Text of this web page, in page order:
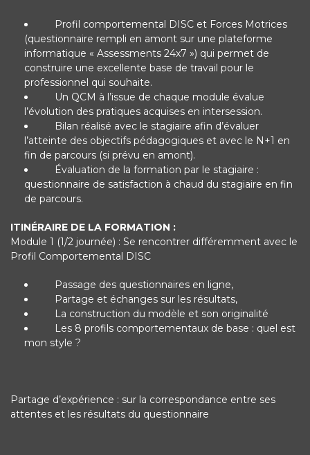
Profil comportemental DISC et Forces Motrices
(questionnaire rempli en amont sur une plateforme
informatique « Assessments 24x7 ») qui permet de
construire une excellente base de travail pour le
professionnel qui souhaite.
Un QCM à l’issue de chaque module évalue
l’évolution des pratiques acquises en intersession.
Bilan réalisé avec le stagiaire afin d’évaluer
l’atteinte des objectifs pédagogiques et avec le N+1 en
fin de parcours (si prévu en amont).
Évaluation de la formation par le stagiaire :
questionnaire de satisfaction à chaud du stagiaire en fin
de parcours.
ITINÉRAIRE DE LA FORMATION :
Module 1 (1/2 journée) : Se rencontrer différemment avec le
Profil Comportemental DISC
Passage des questionnaires en ligne,
Partage et échanges sur les résultats,
La construction du modèle et son originalité
Les 8 profils comportementaux de base : quel est
mon style ?
Partage d’expérience : sur la correspondance entre ses
attentes et les résultats du questionnaire